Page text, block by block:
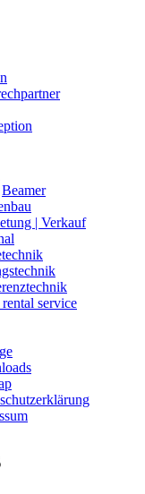
Beamer
| Verkauf
service